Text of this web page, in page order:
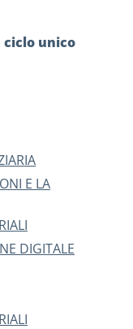
ciclo unico
E LA
DIGITALE